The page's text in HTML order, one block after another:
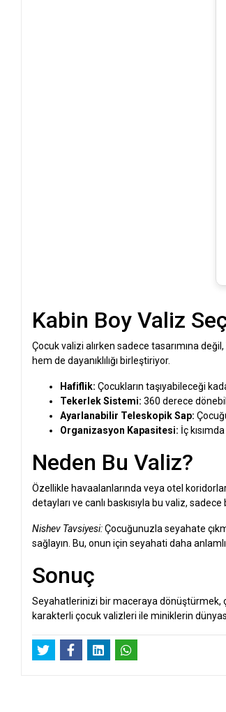
Kabin Boy Valiz
Çocuk valizi alırken sadece tasarımına
hem de dayanıklılığı birleştiriyor.
Hafiflik: Çocukların taşıyabileceği
Tekerlek Sistemi: 360 derece
Ayarlanabilir Teleskopik Sap:
Organizasyon Kapasitesi: İç
Neden Bu Valiz?
Özellikle havaalanlarında veya otel
detayları ve canlı baskısıyla bu valiz,
Nishev Tavsiyesi:Çocuğunuzla seyahate
sağlayın. Bu, onun için seyahati daha
Sonuç
Seyahatlerinizi bir maceraya dönüştürmek,
karakterli çocuk valizleri ile miniklerin